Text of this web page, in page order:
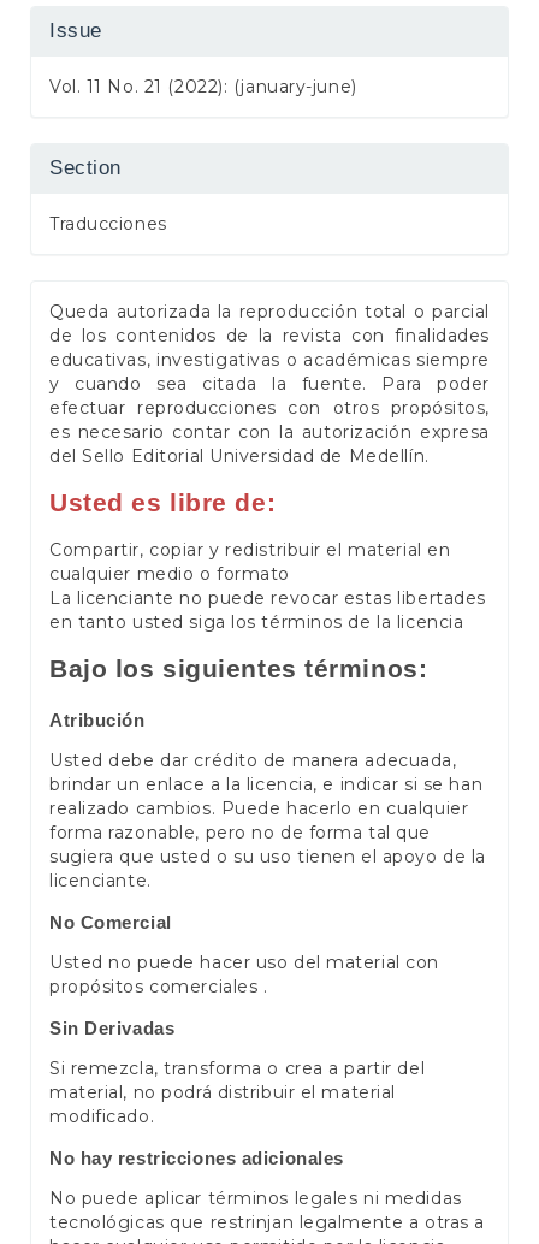
Issue
Vol. 11 No. 21 (2022): (january-june)
Section
Traducciones
Queda autorizada la reproducción total o parcial
de los contenidos de la revista con finalidades
educativas, investigativas o académicas siempre
y cuando sea citada la fuente. Para poder
efectuar reproducciones con otros propósitos,
es necesario contar con la autorización expresa
del Sello Editorial Universidad de Medellín.
Usted es libre de:
Compartir, copiar y redistribuir el material en
cualquier medio o formato
La licenciante no puede revocar estas libertades
en tanto usted siga los términos de la licencia
Bajo los siguientes términos:
Atribución
Usted debe dar crédito de manera adecuada,
brindar un enlace a la licencia, e indicar si se han
realizado cambios. Puede hacerlo en cualquier
forma razonable, pero no de forma tal que
sugiera que usted o su uso tienen el apoyo de la
licenciante.
No Comercial
Usted no puede hacer uso del material con
propósitos comerciales .
Sin Derivadas
Si remezcla, transforma o crea a partir del
material, no podrá distribuir el material
modificado.
No hay restricciones adicionales
No puede aplicar términos legales ni medidas
tecnológicas que restrinjan legalmente a otras a